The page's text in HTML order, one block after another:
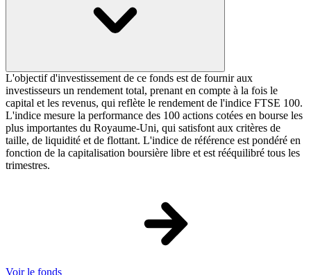
L'objectif d'investissement de ce fonds est de fournir aux
investisseurs un rendement total, prenant en compte à la fois le
capital et les revenus, qui reflète le rendement de l'indice FTSE 100.
L'indice mesure la performance des 100 actions cotées en bourse les
plus importantes du Royaume-Uni, qui satisfont aux critères de
taille, de liquidité et de flottant. L'indice de référence est pondéré en
fonction de la capitalisation boursière libre et est rééquilibré tous les
trimestres.
Voir le fonds